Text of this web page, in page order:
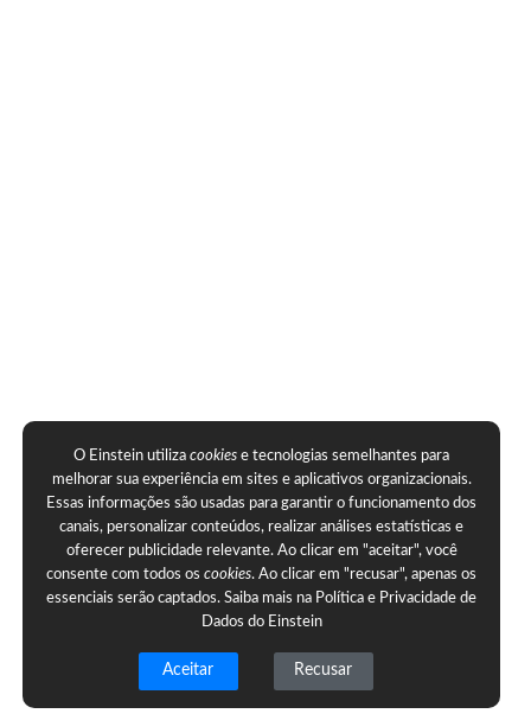
O Einstein utilizacookies e tecnologias semelhantes para
melhorar sua experiência em sites e aplicativos organizacionais.
Essas informações são usadas para garantir o funcionamento dos
canais, personalizar conteúdos, realizar análises estatísticas e
oferecer publicidade relevante. Ao clicar em "aceitar", você
consente com todos oscookies. Ao clicar em "recusar", apenas os
essenciais serão captados. Saiba mais na Política e Privacidade de
Dados do Einstein
Aceitar Recusar